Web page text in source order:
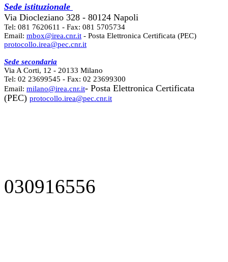
Sede istituzionale
Via Diocleziano 328 - 80124 Napoli
Tel: 081 7620611 - Fax: 081 5705734
Email: mbox@irea.cnr.it - Posta Elettronica Certificata (PEC)
protocollo.irea@pec.cnr.it
Sede secondaria
Via A Corti, 12 - 20133 Milano
Tel: 02 23699545 - Fax: 02 23699300
Email: milano@irea.cnr.it- Posta Elettronica Certificata
(PEC) protocollo.irea@pec.cnr.it
030916556